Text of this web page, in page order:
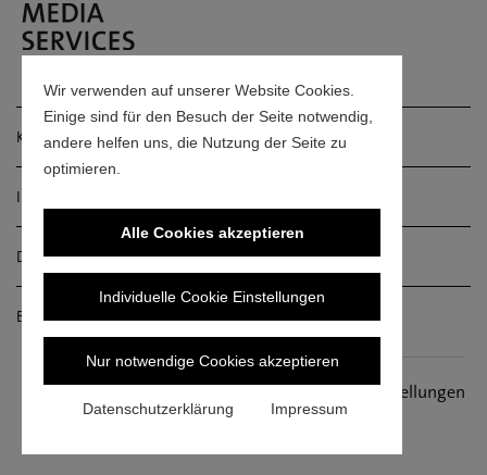
Wir verwenden auf unserer Website Cookies.
Einige sind für den Besuch der Seite notwendig,
andere helfen uns, die Nutzung der Seite zu
optimieren.
Alle Cookies akzeptieren
Individuelle Cookie Einstellungen
Nur notwendige Cookies akzeptieren
Datenschutzerklärung Impressum
Kontakt
Impressum
Datenschutz
Barrierefreiheitserklärung
Cookieeinstellungen
© SWR Media Services GmbH. Alle
Rechte vorbehalten